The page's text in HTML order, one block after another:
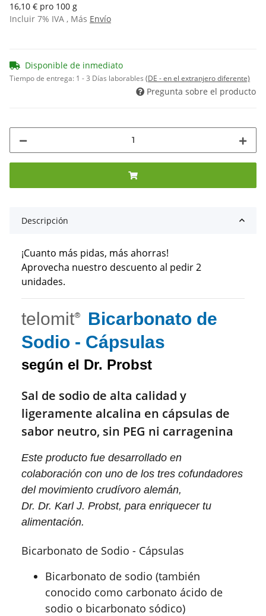
16,10 € pro 100 g
Incluir 7% IVA , Más Envío
Disponible de inmediato
Tiempo de entrega: 1 - 3 Días laborables (DE - en el extranjero diferente)
Pregunta sobre el producto
Descripción
¡Cuanto más pidas, más ahorras!
Aprovecha nuestro descuento al pedir 2
unidades.
telomit® Bicarbonato de
Sodio - Cápsulas
según el Dr. Probst
Sal de sodio de alta calidad y
ligeramente alcalina en cápsulas de
sabor neutro, sin PEG ni carragenina
Este producto fue desarrollado en
colaboración con uno de los tres cofundadores
del movimiento crudívoro alemán,
Dr. Dr. Karl J. Probst, para enriquecer tu
alimentación.
Bicarbonato de Sodio - Cápsulas
Bicarbonato de sodio (también
conocido como carbonato ácido de
sodio o bicarbonato sódico)